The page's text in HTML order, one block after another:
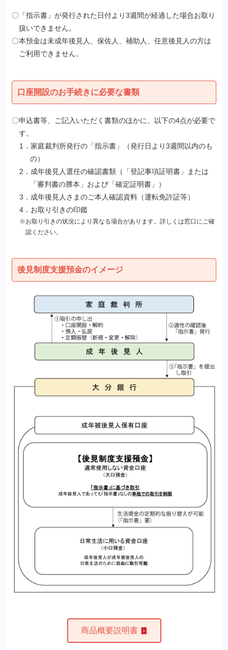
〇「指示書」が発行された日付より3週間が経過した場合お取り
扱いできません。
〇本預金は未成年後見人、保佐人、補助人、任意後見人の方は
ご利用できません。
口座開設のお手続きに必要な書類
〇申込書等、ご記入いただく書類のほかに、以下の4点が必要で
す。
1．家庭裁判所発行の「指示書」（発行日より3週間以内のも
の）
2．成年後見人選任の確認書類（「登記事項証明書」または
「審判書の謄本」および「確定証明書」）
3．成年後見人さまのご本人確認資料（運転免許証等）
4．お取り引きの印鑑
※お取り引きの状況により異なる場合があります。詳しくは窓口にご確
認ください。
後見制度支援預金のイメージ
商品概要説明書